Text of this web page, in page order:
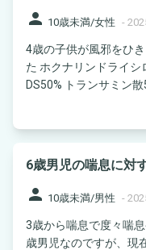
person 10歳未満/女性 -
4歳の子供が風邪をひ
た ホクナリンドライシ
DS50% トランサミン散
6歳男児の喘息に対
person 10歳未満/男性 -
3歳から喘息で度々喘
歳男児なのですが、現